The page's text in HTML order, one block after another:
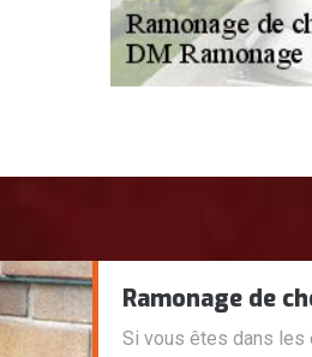
Ramonage de
Si vous êtes dans les